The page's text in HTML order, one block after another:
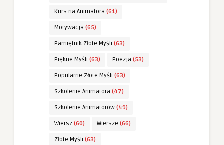
Kurs na Animatora (61)
Motywacja (65)
Pamiętnik Złote Myśli (63)
Piękne Myśli (63) Poezja (53)
Popularne Złote Myśli (63)
Szkolenie Animatora (47)
Szkolenie Animatorów (49)
Wiersz (60) Wiersze (66)
Złote Myśli (63)